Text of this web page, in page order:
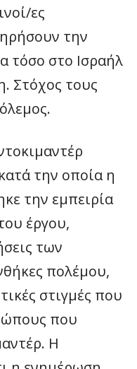
ες
την
τόσο στο Ισραήλ
Στόχος τους
την οποία η
την εμπειρία
έργου,
των
πολέμου,
στιγμές που
που
Η